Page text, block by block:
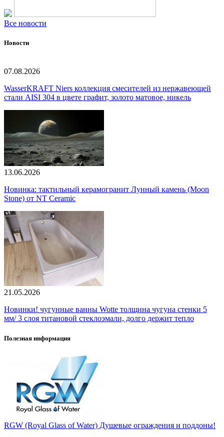
Все новости
Новости
07.08.2026
WasserKRAFT Niers коллекция смесителей из нержавеющей
стали AISI 304 в цвете графит, золото матовое, никель
13.06.2026
Новинка: тактильный керамогранит Лунный камень (Moon
Stone) от NT Ceramic
21.05.2026
Новинки! чугунные ванны Wotte толщина чугуна стенки 5
мм/ 3 слоя титановой стеклоэмали, долго держит тепло
Полезная информация
RGW (Royal Glass of Water) Душевые ограждения и поддоны!